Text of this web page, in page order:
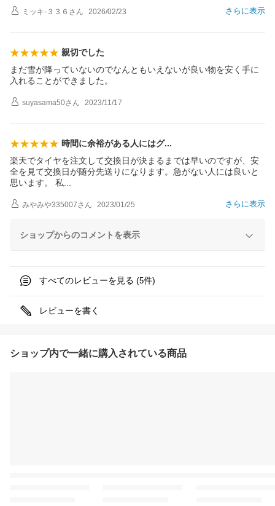
さらに表示
ミッキ-３３６ さん 2026/02/23
親切でした
まだ雪が降っていないのでなんともいえないが良い物を安く手に
入れることができました。
suyasama50さん 2023/11/17
時間に余裕がある人にはグ
楽天でタイヤを注文して交換日が決まるまでは早いのですが、安
全を見て交換日が随分先送りになります。急がない人には良いと
思います。 私
さらに表示
みやみや335007さん 2023/01/25
ショップからのコメントを表示
すべてのレビューを見る (5件)
レビューを書く
ショップ内で一緒に購入されている商品